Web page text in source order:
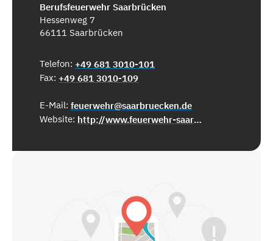
Berufsfeuerwehr Saarbrücken
Hessenweg 7
66111 Saarbrücken
Telefon: +49 681 3010-101
Fax: +49 681 3010-109
E-Mail: feuerwehr@saarbruecken.de
Website:
http://www.feuerwehr-saarbruecken.de